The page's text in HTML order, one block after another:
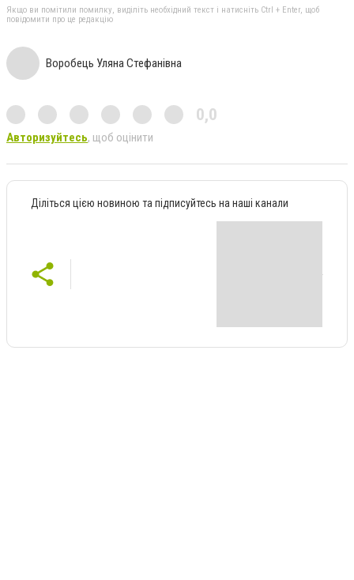
Якщо ви помітили помилку, виділіть необхідний текст і натисніть Ctrl + Enter, щоб
повідомити про це редакцію
Воробець Уляна Стефанівна
0,0
Авторизуйтесь, щоб оцінити
Діліться цією новиною та підписуйтесь на наші канали